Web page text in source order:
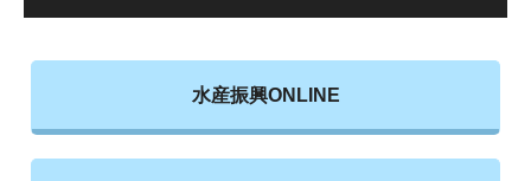
水産振興ONLINE